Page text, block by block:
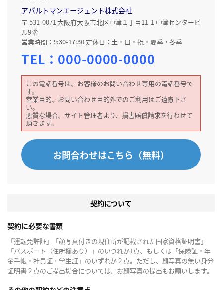
アパルトマンエージェント株式会社
〒 531-0071 大阪府大阪市北区中津１丁目11-1 中津センタービ
ル9階
営業時間：9:30-17:30 定休日：土・日・祝・夏季・冬季
TEL： 000-0000-0000
この電話番号は、お客様のお問い合わせ専用の電話番号で
す。
営業目的、お問い合わせ目的外でのご利用はご遠慮下さ
い。
悪質な場合、サイト管理者より、損害賠償請求を行わせて
頂きます。
お問合わせはこちら（無料）
契約について
契約に必要な書類
「運転免許証」「顔写真付きの現住所が記載された国家資格証明書」
「パスポート（住所欄あり）」のいづれか1点、もしくは「保険証・年
金手帳・社員証・学生証」のいずれか２点。ただし、顔写真の無い身分
証明書２点のご提出場合については、お顔写真の提出もお願いします。